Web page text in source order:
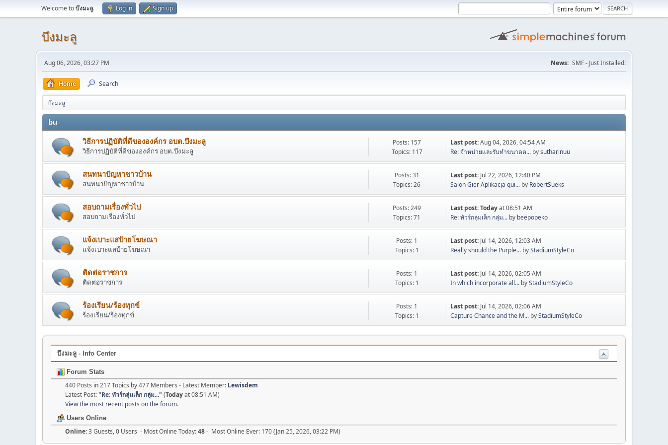
Welcome toบึงมะลู. Log in Sign up
บึงมะลู
Aug 06, 2026, 03:27 PM News: SMF - Just Installed!
Home Search
บึงมะลู
bu
วิธีการปฏิบัติที่ดีขององค์กร อบต.บึงมะลู
วิธีการปฏิบัติที่ดีขององค์กร อบต.บึงมะลู
Posts: 157
Topics: 117
Last post:Aug 04, 2026, 04:54 AM
Re: จำหน่ายและรับทำขนาดต... bysutharinuu
สนทนาปัญหาชาวบ้าน
สนทนาปัญหาชาวบ้าน
Posts: 31
Topics: 26
Last post: Jul 22, 2026, 12:40 PM
Salon Gier Aplikacja qui... by RobertSueks
สอบถามเรื่องทั่วไป
สอบถามเรื่องทั่วไป
Posts: 249
Topics: 71
Last post:Todayat 08:51 AM
Re: ทัวร์กลุ่มเล็ก กลุ่ม... by beepopeko
แจ้งเบาะแสป้ายโฆษณา
แจ้งเบาะแสป้ายโฆษณา
Posts: 1
Topics: 1
Last post: Jul 14, 2026, 12:03 AM
Really should the Purple... byStadiumStyleCo
ติดต่อราชการ
ติดต่อราชการ
Posts: 1
Topics: 1
Last post: Jul 14, 2026, 02:05 AM
In which incorporate all... byStadiumStyleCo
ร้องเรียน/ร้องทุกข์
ร้องเรียน/ร้องทุกข์
Posts: 1
Topics: 1
Last post: Jul 14, 2026, 02:06 AM
Capture Chance and the M... byStadiumStyleCo
บึงมะลู - Info Center
Forum Stats
440 Posts in 217 Topics by 477 Members - Latest Member: Lewisdem
Latest Post:"Re: ทัวร์กลุ่มเล็ก กลุ่ม..." (Todayat 08:51 AM)
View the most recent posts on the forum.
Users Online
Online:3 Guests, 0 Users - Most Online Today:48- Most Online Ever: 170 (Jan 25, 2026, 03:22 PM)